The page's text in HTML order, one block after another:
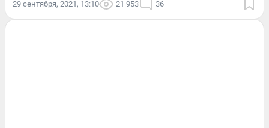
29 сентября, 2021, 13:10 21 953 36